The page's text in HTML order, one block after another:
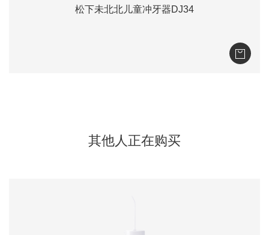
松下未北北儿童冲牙器DJ34
其他人正在购买